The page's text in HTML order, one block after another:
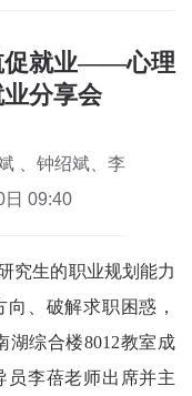
促就业——心理
分享会
、钟绍斌、李
日 09:40
究生的职业规划能力
、破解求职困惑，
湖综合楼8012教室成
员李蓓老师出席并主